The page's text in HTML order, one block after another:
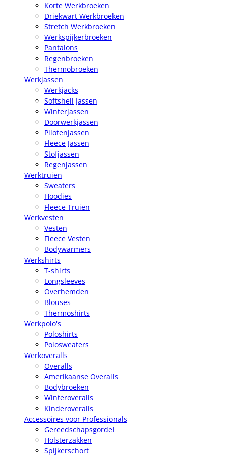
Korte Werkbroeken
Driekwart Werkbroeken
Stretch Werkbroeken
Werkspijkerbroeken
Pantalons
Regenbroeken
Thermobroeken
Werkjassen
Werkjacks
Softshell Jassen
Winterjassen
Doorwerkjassen
Pilotenjassen
Fleece Jassen
Stofjassen
Regenjassen
Werktruien
Sweaters
Hoodies
Fleece Truien
Werkvesten
Vesten
Fleece Vesten
Bodywarmers
Werkshirts
T-shirts
Longsleeves
Overhemden
Blouses
Thermoshirts
Werkpolo's
Poloshirts
Polosweaters
Werkoveralls
Overalls
Amerikaanse Overalls
Bodybroeken
Winteroveralls
Kinderoveralls
Accessoires voor Professionals
Gereedschapsgordel
Holsterzakken
Spijkerschort